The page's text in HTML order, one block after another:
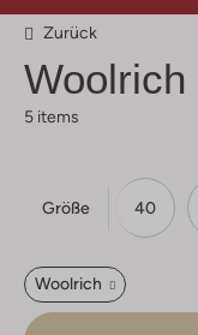
Zurück
Woolrich
5 items
Größe 40
Woolrich